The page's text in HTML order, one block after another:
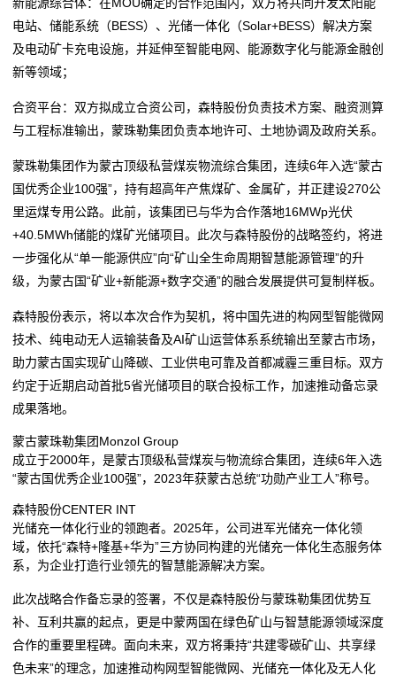
电站、储能系统（BESS）、光储一体化（Solar+BESS）解决方案
及电动矿卡充电设施，并延伸至智能电网、能源数字化与能源金融创
新等领域；
合资平台：双方拟成立合资公司，森特股份负责技术方案、融资测算
与工程标准输出，蒙珠勒集团负责本地许可、土地协调及政府关系。
蒙珠勒集团作为蒙古顶级私营煤炭物流综合集团，连续6年入选“蒙古
国优秀企业100强”，持有超高年产焦煤矿、金属矿，并正建设270公
里运煤专用公路。此前，该集团已与华为合作落地16MWp光伏
+40.5MWh储能的煤矿光储项目。此次与森特股份的战略签约，将进
一步强化从“单一能源供应”向“矿山全生命周期智慧能源管理”的升
级，为蒙古国“矿业+新能源+数字交通”的融合发展提供可复制样板。
森特股份表示，将以本次合作为契机，将中国先进的构网型智能微网
技术、纯电动无人运输装备及AI矿山运营体系系统输出至蒙古市场，
助力蒙古国实现矿山降碳、工业供电可靠及首都减霾三重目标。双方
约定于近期启动首批5省光储项目的联合投标工作，加速推动备忘录
成果落地。
蒙古蒙珠勒集团Monzol Group
成立于2000年，是蒙古顶级私营煤炭与物流综合集团，连续6年入选
“蒙古国优秀企业100强”，2023年获蒙古总统“功勋产业工人”称号。
森特股份CENTER INT
光储充一体化行业的领跑者。2025年，公司进军光储充一体化领
域，依托“森特+隆基+华为”三方协同构建的光储充一体化生态服务体
系，为企业打造行业领先的智慧能源解决方案。
此次战略合作备忘录的签署，不仅是森特股份与蒙珠勒集团优势互
补、互利共赢的起点，更是中蒙两国在绿色矿山与智慧能源领域深度
合作的重要里程碑。面向未来，双方将秉持“共建零碳矿山、共享绿
色未来”的理念，加速推动构网型智能微网、光储充一体化及无人化